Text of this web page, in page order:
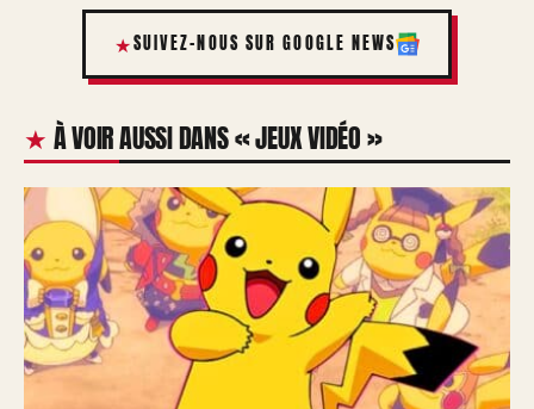
SUIVEZ-NOUS SUR GOOGLE NEWS
À VOIR AUSSI DANS « JEUX VIDÉO »